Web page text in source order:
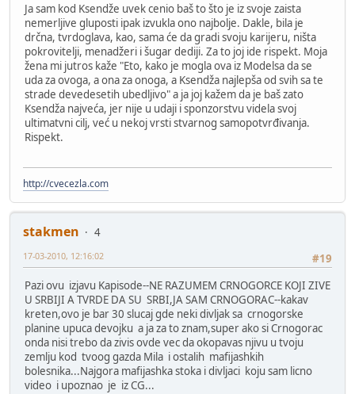
Ja sam kod Ksendže uvek cenio baš to što je iz svoje zaista
nemerljive gluposti ipak izvukla ono najbolje. Dakle, bila je
drčna, tvrdoglava, kao, sama će da gradi svoju karijeru, ništa
pokrovitelji, menadžeri i šugar dediji. Za to joj ide rispekt. Moja
žena mi jutros kaže "Eto, kako je mogla ova iz Modelsa da se
uda za ovoga, a ona za onoga, a Ksendža najlepša od svih sa te
strade devedesetih ubedljivo" a ja joj kažem da je baš zato
Ksendža najveća, jer nije u udaji i sponzorstvu videla svoj
ultimatvni cilj, već u nekoj vrsti stvarnog samopotvrđivanja.
Rispekt.
http://cvecezla.com
stakmen
4
#19
17-03-2010, 12:16:02
Pazi ovu izjavu Kapisode--NE RAZUMEM CRNOGORCE KOJI ZIVE
U SRBIJI A TVRDE DA SU SRBI,JA SAM CRNOGORAC--kakav
kreten,ovo je bar 30 slucaj gde neki divljak sa crnogorske
planine upuca devojku a ja za to znam,super ako si Crnogorac
onda nisi trebo da zivis ovde vec da okopavas njivu u tvoju
zemlju kod tvoog gazda Mila i ostalih mafijashkih
bolesnika...Najgora mafijashka stoka i divljaci koju sam licno
video i upoznao je iz CG...